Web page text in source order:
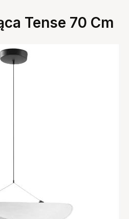
Tense 70 Cm